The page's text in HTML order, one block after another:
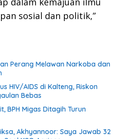
sosial dan politik,”
Perang Melawan Narkoba dan
HIV/AIDS di Kalteng, Riskon
Bebas
BPH Migas Ditagih Turun
Akhyannoor: Saya Jawab 32